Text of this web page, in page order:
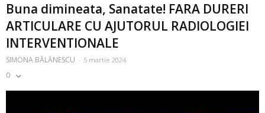
Buna dimineata, Sanatate! FARA DURERI
ARTICULARE CU AJUTORUL RADIOLOGIEI
INTERVENTIONALE
SIMONA BĂLĂNESCU - 5 martie 2024
0